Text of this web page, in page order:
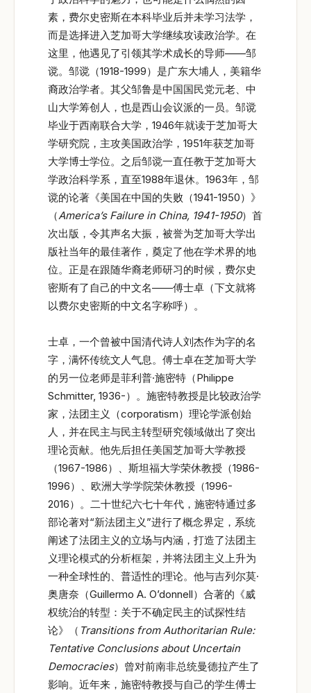
素，费尔史密斯在本科毕业后并未学习法学，
而是选择进入芝加哥大学继续攻读政治学。在
这里，他遇见了引领其学术成长的导师——邹
谠。邹谠（1918-1999）是广东大埔人，美籍华
裔政治学者。其父邹鲁是中国国民党元老、中
山大学筹创人，也是西山会议派的一员。邹谠
毕业于西南联合大学，1946年就读于芝加哥大
学研究院，主攻美国政治学，1951年获芝加哥
大学博士学位。之后邹谠一直任教于芝加哥大
学政治科学系，直至1988年退休。1963年，邹
谠的论著《美国在中国的失败（1941-1950）》
（America’s Failure in China, 1941-1950）首
次出版，令其声名大振，被誉为芝加哥大学出
版社当年的最佳著作，奠定了他在学术界的地
位。正是在跟随华裔老师研习的时候，费尔史
密斯有了自己的中文名——傅士卓（下文就将
以费尔史密斯的中文名字称呼）。
士卓，一个曾被中国清代诗人刘杰作为字的名
字，满怀传统文人气息。傅士卓在芝加哥大学
的另一位老师是菲利普·施密特（Philippe
Schmitter, 1936-）。施密特教授是比较政治学
家，法团主义（corporatism）理论学派创始
人，并在民主与民主转型研究领域做出了突出
理论贡献。他先后担任美国芝加哥大学教授
（1967-1986）、斯坦福大学荣休教授（1986-
1996）、欧洲大学学院荣休教授（1996-
2016）。二十世纪六七十年代，施密特通过多
部论著对“新法团主义”进行了概念界定，系统
阐述了法团主义的立场与内涵，打造了法团主
义理论模式的分析框架，并将法团主义上升为
一种全球性的、普适性的理论。他与吉列尔莫·
奥唐奈（Guillermo A. O’donnell）合著的《威
权统治的转型：关于不确定民主的试探性结
论》（ Transitions from Authoritarian Rule:
Tentative Conclusions about Uncertain
Democracies）曾对前南非总统曼德拉产生了
影响。近年来，施密特教授与自己的学生傅士